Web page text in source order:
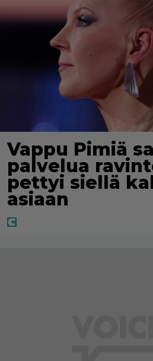
Vappu Pimiä
palvelua
pettyi siellä
asiaan